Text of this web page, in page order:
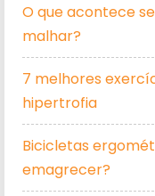
O que acontece
malhar?
7 melhores
hipertrofia
Bicicletas
emagrecer?